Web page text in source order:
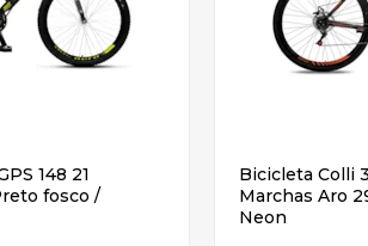
148 21
fosco /
Bicicleta Colli 3440 Nantes 21
Marchas Aro
Neon